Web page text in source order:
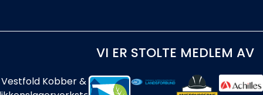
VI ER STOLTE MEDLEM AV
Vestfold Kobber &